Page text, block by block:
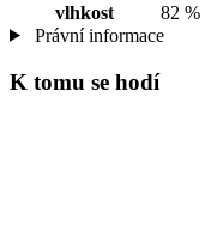
vlhkost
82 %
Právní informace
K tomu se hodí